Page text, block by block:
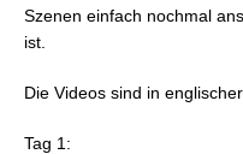
Szenen einfach nochmal
ist.
Die Videos sind in
Tag 1: